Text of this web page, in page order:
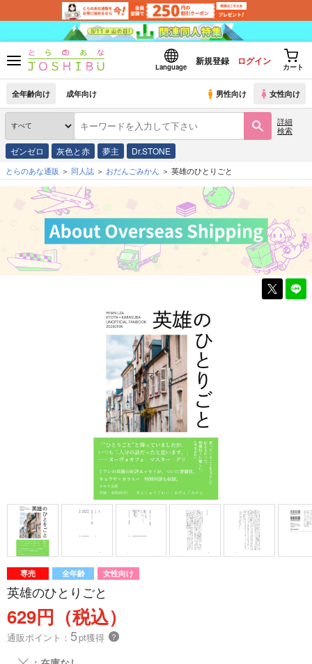
Language
新規登録 ログイン
カート
全年齢向け 成年向け 男性向け 女性向け
詳細
検索
ゼンゼロ 灰色と赤 夢主 Dr.STONE
とらのあな通販 同人誌 おだんごみかん 英雄のひとりごと
専売 全年齢 女性向け
英雄のひとりごと
629円（税込）
通販ポイント： 5pt獲得 ？